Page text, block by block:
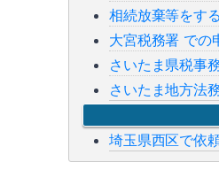
相続放棄等をす
大宮税務署 での
さいたま県税事
さいたま地方法
埼玉県西区で依